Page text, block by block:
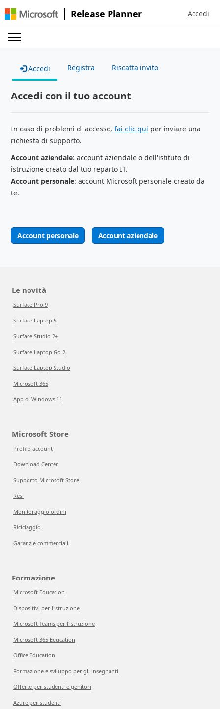
Release Planner Sign in to
Accedi
Accedi Registra Riscatta invito
Accedi con il tuo account
In caso di problemi di accesso,fai clic qui per inviare una
richiesta di supporto.
Account aziendale: account aziendale o dell'istituto di
istruzione creato dal tuo reparto IT.
Account personale: account Microsoft personale creato da
te.
Account personale Account aziendale
Le novità
Surface Pro 9
Surface Laptop 5
Surface Studio 2+
Surface Laptop Go 2
Surface Laptop Studio
Microsoft 365
App di Windows 11
Microsoft Store
Profilo account
Download Center
Supporto Microsoft Store
Resi
Monitoraggio ordini
Riciclaggio
Garanzie commerciali
Formazione
Microsoft Education
Dispositivi per l'istruzione
Microsoft Teams per l'istruzione
Microsoft 365 Education
Office Education
Formazione e sviluppo per gli insegnanti
Offerte per studenti e genitori
Azure per studenti